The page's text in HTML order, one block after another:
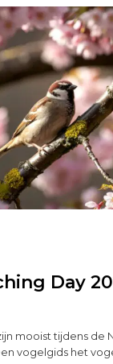
Day
mooist tijdens de
vogelgids het